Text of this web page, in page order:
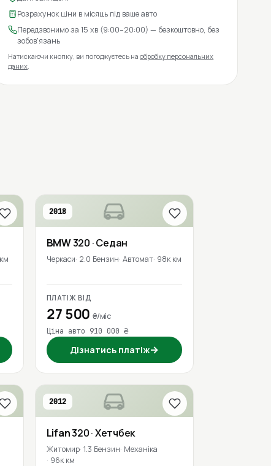
Розрахунок ціни в місяць під ваше авто
Передзвонимо за 15 хв (9:00–20:00) — безкоштовно, без
зобов'язань
Натискаючи кнопку, ви погоджуєтесь наобробку персональних
даних
2018
BMW320 · Седан
Черкаси 2.0 Бензин Автомат 98к км
ПЛАТІЖ ВІД
27 500 ₴/міс
Ціна авто 910 000 ₴
Дізнатись платіж→
2012
Lifan320· Хетчбек
Житомир 1.3 Бензин Механіка
96к км